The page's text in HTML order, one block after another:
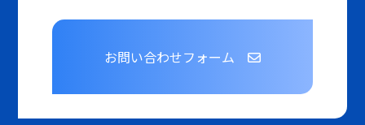
お問い合わせフォーム